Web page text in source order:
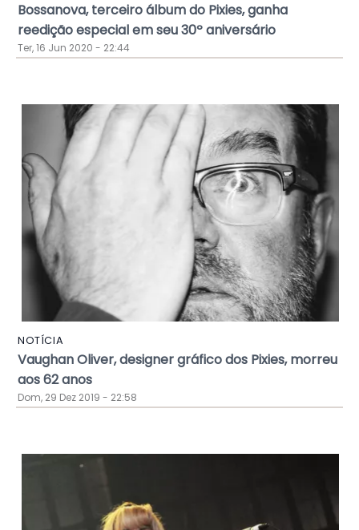
Bossanova, terceiro álbum do Pixies, ganha
reedição especial em seu 30º aniversário
Ter, 16 Jun 2020 - 22:44
NOTÍCIA
Vaughan Oliver, designer gráfico dos Pixies, morreu
aos 62 anos
Dom, 29 Dez 2019 - 22:58